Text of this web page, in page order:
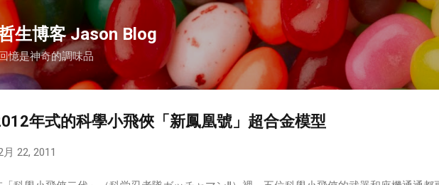
跳到主要內容
生博客 Jason Blog
憶是神奇的調味品
年式的科學小飛俠「新鳳凰號」超合金模型
月 22, 2011